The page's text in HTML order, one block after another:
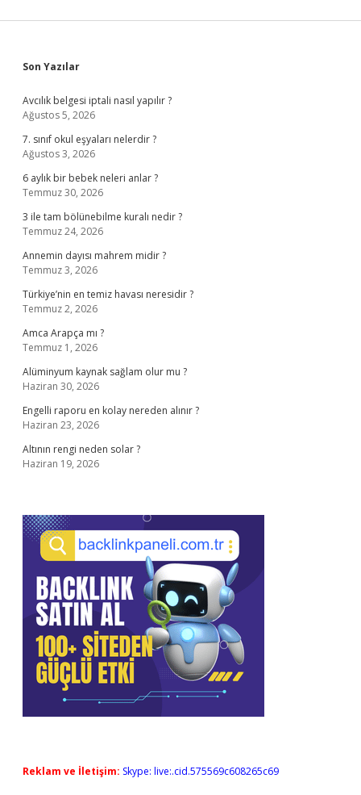
Sidebar
Son Yazılar
Avcılık belgesi iptali nasıl yapılır ?
Ağustos 5, 2026
7. sınıf okul eşyaları nelerdir ?
Ağustos 3, 2026
6 aylık bir bebek neleri anlar ?
Temmuz 30, 2026
3 ile tam bölünebilme kuralı nedir ?
Temmuz 24, 2026
Annemin dayısı mahrem midir ?
Temmuz 3, 2026
Türkiye’nin en temiz havası neresidir ?
Temmuz 2, 2026
Amca Arapça mı ?
Temmuz 1, 2026
Alüminyum kaynak sağlam olur mu ?
Haziran 30, 2026
Engelli raporu en kolay nereden alınır ?
Haziran 23, 2026
Altının rengi neden solar ?
Haziran 19, 2026
Reklam ve İletişim: Skype: live:.cid.575569c608265c69